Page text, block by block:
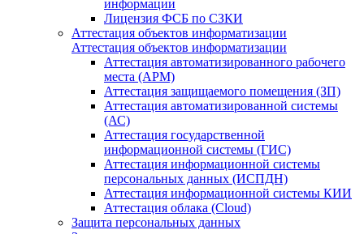
информации
Лицензия ФСБ по СЗКИ
Аттестация объектов информатизации
Аттестация объектов информатизации
Аттестация автоматизированного рабочего
места (АРМ)
Аттестация защищаемого помещения (ЗП)
Аттестация автоматизированной системы
(АС)
Аттестация государственной
информационной системы (ГИС)
Аттестация информационной системы
персональных данных (ИСПДН)
Аттестация информационной системы КИИ
Аттестация облака (Cloud)
Защита персональных данных